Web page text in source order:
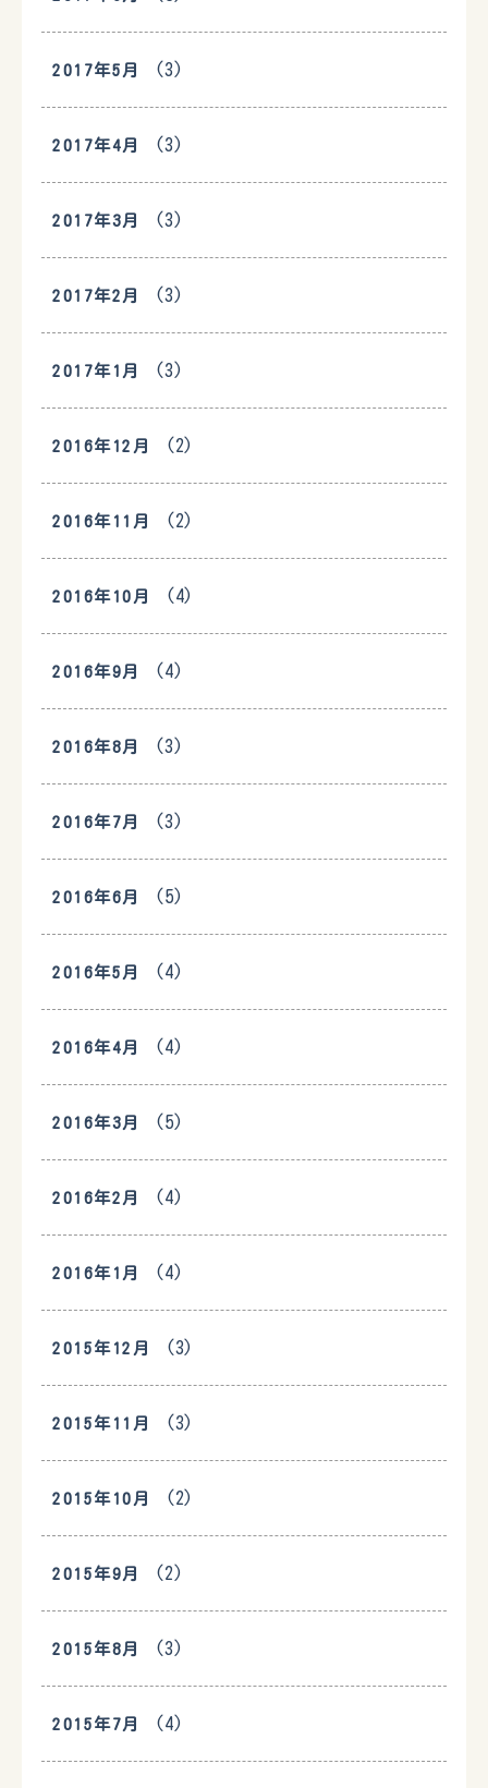
2017年5月 (3)
2017年4月 (3)
2017年3月 (3)
2017年2月 (3)
2017年1月 (3)
2016年12月 (2)
2016年11月 (2)
2016年10月 (4)
2016年9月 (4)
2016年8月 (3)
2016年7月 (3)
2016年6月 (5)
2016年5月 (4)
2016年4月 (4)
2016年3月 (5)
2016年2月 (4)
2016年1月 (4)
2015年12月 (3)
2015年11月 (3)
2015年10月 (2)
2015年9月 (2)
2015年8月 (3)
2015年7月 (4)